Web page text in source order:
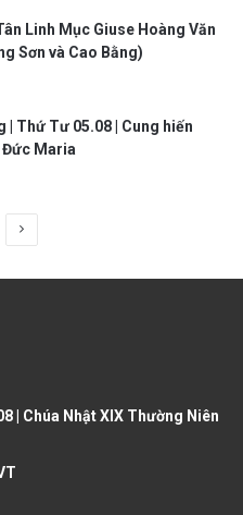
Linh Mục Giuse Hoàng Văn
Sơn và Cao Bằng)
| Thứ Tư 05.08 | Cung hiến
Maria
g
| Chúa Nhật XIX Thường Niên